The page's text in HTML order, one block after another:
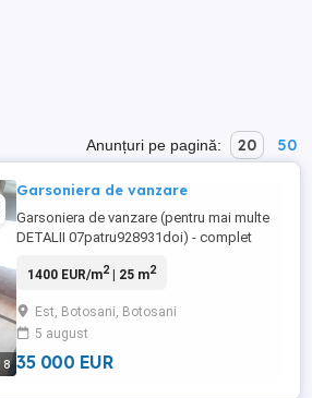
Anunțuri pe pagină: 20 50
8
Garsoniera de vanzare
Garsoniera de vanzare (pentru mai multe
DETALII 07patru928931doi) - complet
electrica schimbata - izolata pe interior -
exact ca in poze - 25 mp Botosani, calea
nationala nr.12, la 2 min de statia de
autobuz. 35.000 ...
1400 EUR/m2| 25 m2
Est, Botosani, Botosani
5 august
35 000 EUR